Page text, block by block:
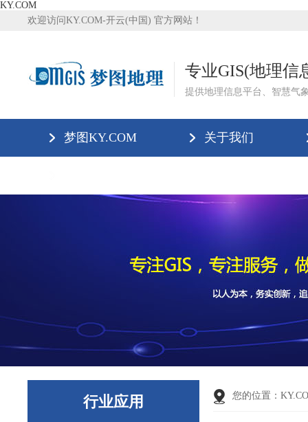
KY.COM
欢迎访问KY.COM-开云(中国) 官方网站！
专业GIS(地理信
提供地理信息平台、智慧气
梦图KY.COM 关于我们
行业应用 您的位置：